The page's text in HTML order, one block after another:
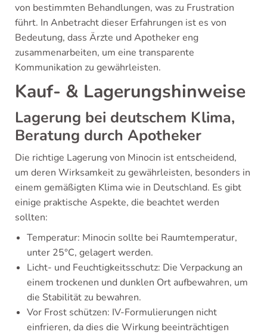
von bestimmten Behandlungen, was zu Frustration
führt. In Anbetracht dieser Erfahrungen ist es von
Bedeutung, dass Ärzte und Apotheker eng
zusammenarbeiten, um eine transparente
Kommunikation zu gewährleisten.
Kauf- & Lagerungshinweise
Lagerung bei deutschem Klima,
Beratung durch Apotheker
Die richtige Lagerung von Minocin ist entscheidend,
um deren Wirksamkeit zu gewährleisten, besonders in
einem gemäßigten Klima wie in Deutschland. Es gibt
einige praktische Aspekte, die beachtet werden
sollten:
Temperatur: Minocin sollte bei Raumtemperatur,
unter 25°C, gelagert werden.
Licht- und Feuchtigkeitsschutz: Die Verpackung an
einem trockenen und dunklen Ort aufbewahren, um
die Stabilität zu bewahren.
Vor Frost schützen: IV-Formulierungen nicht
einfrieren, da dies die Wirkung beeinträchtigen